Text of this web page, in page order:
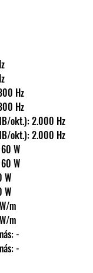
1.300 Hz
1.300 Hz
(12dB/okt.): 2.000 Hz
(12dB/okt.): 2.000 Hz
60 W
60 W
W
W
W/m
W/m
-
-